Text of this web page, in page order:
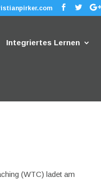
Integriertes Lernen
(WTC) ladet am